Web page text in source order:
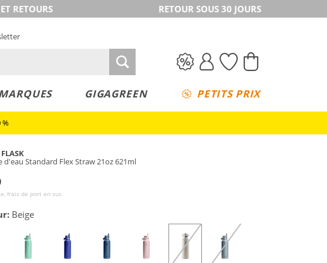
RETOURS RETOUR SOUS 30 JOURS
GIGAGREEN PETITS PRIX
%
d'eau Standard Flex Straw 21oz 621ml
frais de port en sus
Beige